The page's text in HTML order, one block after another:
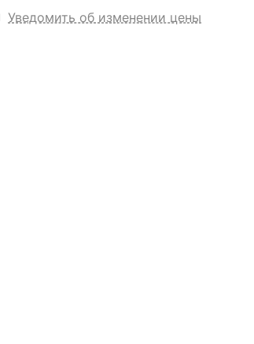
Уведомить об изменении цены